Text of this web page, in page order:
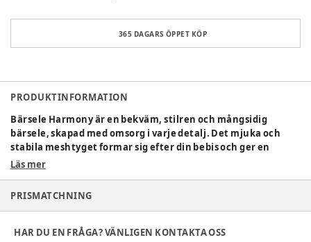
365 DAGARS ÖPPET KÖP
PRODUKTINFORMATION
Bärsele Harmony är en bekväm, stilren och mångsidig
bärsele, skapad med omsorg i varje detalj. Det mjuka och
stabila meshtyget formar sig efter din bebis och ger en
känsla av närhet. Detaljerna närmast barnets huvud och
position. Det justerbara huvudstödet ger ett bra stöd till
bekvämt som möjligt är Bärsele Harmony designad med
Läs mer
PRISMATCHNING
HAR DU EN FRÅGA? VÄNLIGEN KONTAKTA OSS